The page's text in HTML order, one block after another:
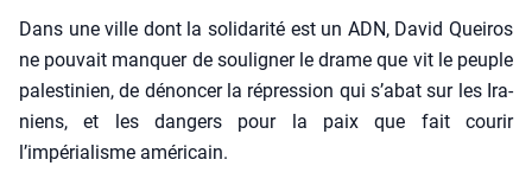
Dans une ville dont la soli­da­ri­té est un ADN, David Quei­ros
ne pou­vait man­quer de sou­li­gner le drame que vit le peuple
pales­ti­nien, de dénon­cer la répres­sion qui s’abat sur les Ira­
niens, et les dan­gers pour la paix que fait cou­rir
l’impérialisme amé­ri­cain.